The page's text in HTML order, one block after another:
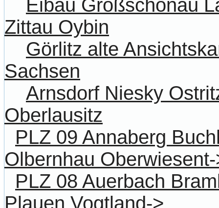
Eibau Großschönau
Zittau Oybin
Görlitz alte
Sachsen
Arnsdorf Niesky
Oberlausitz
PLZ 09 Annaberg
Olbernhau
PLZ 08 Auerbach
Plauen Vogtland->